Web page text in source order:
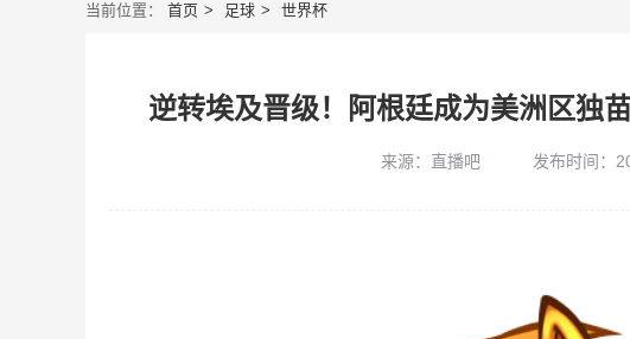
当前位置： 首页 足球 世界杯
逆转埃及晋级！阿根廷成为美洲区独
来源：直播吧 发布时间：